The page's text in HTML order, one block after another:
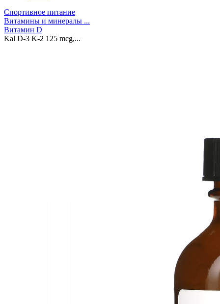
Спортивное питание
Витамины и минералы ...
Витамин D
Kal D-3 K-2 125 mcg,...